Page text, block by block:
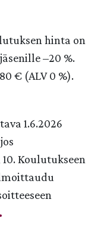
hinta on
–20 %.
€ (ALV 0 %).
1.6.2026
Koulutukseen